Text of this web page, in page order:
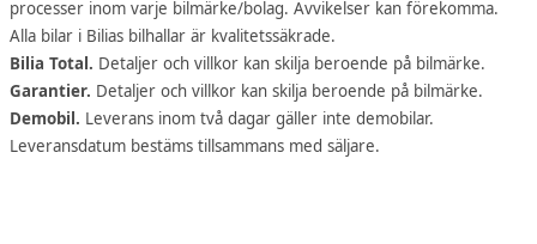
processer inom varje bilmärke/bolag. Avvikelser kan förekomma.
Alla bilar i Bilias bilhallar är kvalitetssäkrade.
Bilia Total. Detaljer och villkor kan skilja beroende på bilmärke.
Garantier. Detaljer och villkor kan skilja beroende på bilmärke.
Demobil. Leverans inom två dagar gäller inte demobilar.
Leveransdatum bestäms tillsammans med säljare.